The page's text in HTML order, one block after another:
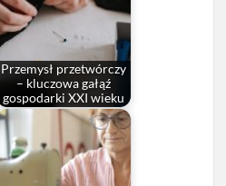
Przemysł przetwórczy
– kluczowa gałąź
gospodarki XXI wieku